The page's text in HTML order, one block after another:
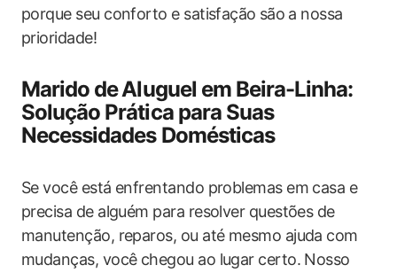
porque seu conforto e satisfação⁢ são a nossa
prioridade!
Marido de⁢ Aluguel em Beira-Linha:
Solução Prática para Suas
Necessidades Domésticas
Se você está enfrentando problemas em casa e
precisa de alguém para resolver questões de
manutenção, reparos, ou até mesmo ajuda ​com
mudanças, você‍ chegou ao lugar certo. Nosso